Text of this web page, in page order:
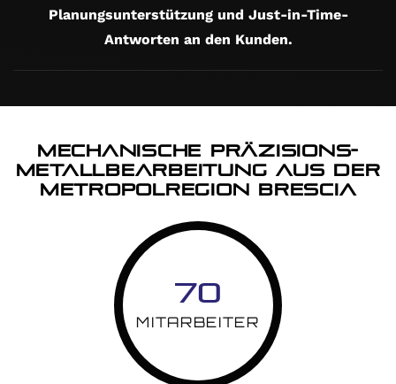
Planungsunterstützung und Just-in-Time-
Antworten an den Kunden.
Mechanische Präzisions-
Metallbearbeitung aus der
Metropolregion Brescia
70
MITARBEITER